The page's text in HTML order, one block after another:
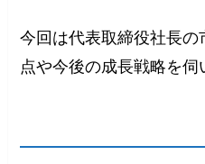
今回は代表取締役社長
点や今後の成長戦略を伺